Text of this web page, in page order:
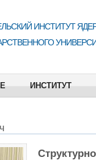
ИНСТИТУТ
ИНСТИТУТ